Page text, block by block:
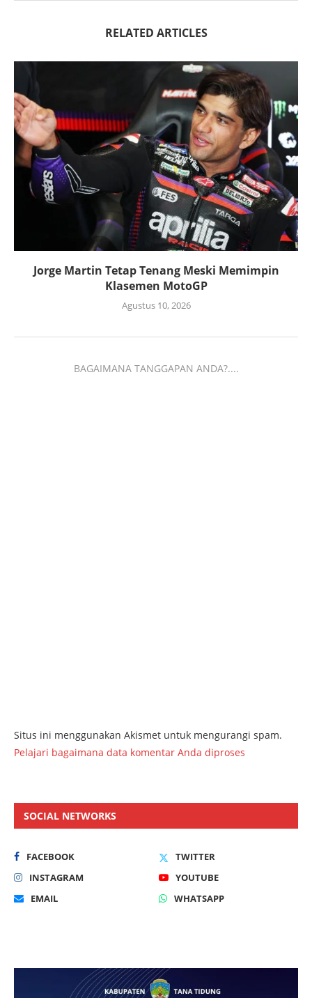
RELATED ARTICLES
Jorge Martin Tetap Tenang Meski Memimpin
Klasemen MotoGP
Agustus 10, 2026
BAGAIMANA TANGGAPAN ANDA?....
Situs ini menggunakan Akismet untuk mengurangi spam.
Pelajari bagaimana data komentar Anda diproses
SOCIAL NETWORKS
FACEBOOK
TWITTER
INSTAGRAM
YOUTUBE
EMAIL
WHATSAPP